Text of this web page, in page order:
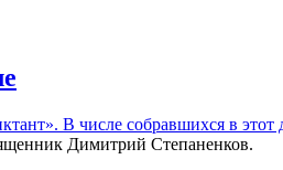
В числе собравшихся в
Димитрий Степаненков.